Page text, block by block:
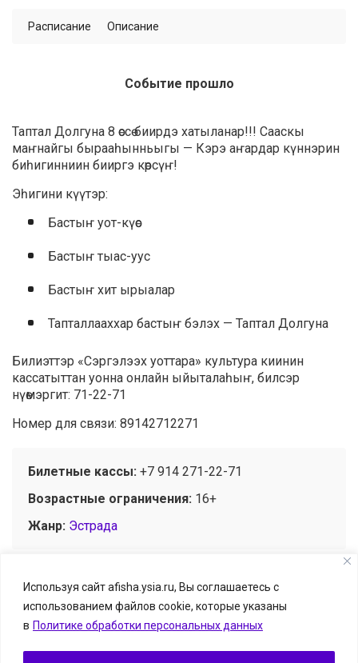
Используя сайт afisha.ysia.ru, Вы соглашаетесь с
использованием файлов cookie, которые указаны
в Политике обработки персональных данных
Расписание Описание
Событие прошло
Таптал Долгуна 8 өссө биирдэ хатыланар!!! Сааскы
маҥнайгы бырааһынньыгы — Кэрэ аҥардар күннэрин
биһигинниин бииргэ көрсүҥ!
Эһигини күүтэр:
Бастыҥ уот-күөс
Бастыҥ тыас-уус
Бастыҥ хит ырыалар
Тапталлааххар бастыҥ бэлэх — Таптал Долгуна
Билиэттэр «Сэргэлээх уоттара» культура киинин
кассатыттан уонна онлайн ыйыталаһыҥ, билсэр
нүөмэргит: 71-22-71
Номер для связи: 89142712271
Билетные кассы: +7 914 271-22-71
Возрастные ограничения: 16+
Жанр: Эстрада
© Афиша.ЯСИА I Все развлечения Якутска и Якутии, 2026
Размещение информации о событии — бесплатно.